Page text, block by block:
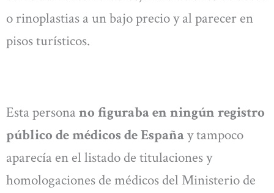
o rinoplastias a un bajo precio y al parecer en
pisos turísticos.
Esta persona no figuraba en ningún registro
público de médicos de Españay tampoco
aparecía en el listado de titulaciones y
homologaciones de médicos del Ministerio de